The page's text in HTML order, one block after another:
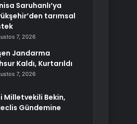
Saruhanlı’ya
tarımsal
7, 2026
Jandarma
Kaldı, Kurtarıldı
7, 2026
Milletvekili Bekin,
Gündemine